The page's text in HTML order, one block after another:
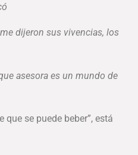
dijeron sus vivencias, los
asesora es un mundo de
que se puede beber”, está